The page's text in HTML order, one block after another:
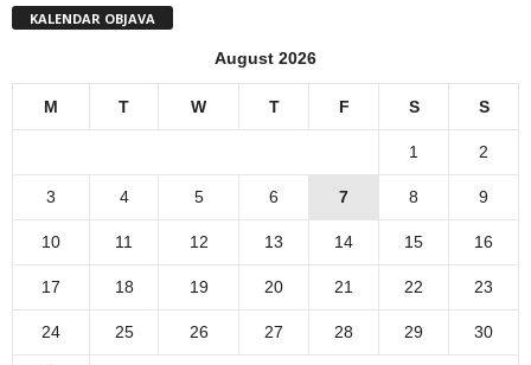
KALENDAR OBJAVA
August 2026
M T W T F S S
1 2
3 4 5 6 7 8 9
10 11 12 13 14 15 16
17 18 19 20 21 22 23
24 25 26 27 28 29 30